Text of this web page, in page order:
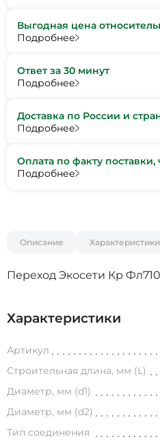
Выгодная цена
Подробнее
Ответ за 30 минут
Подробнее
Доставка по России и
Подробнее
Оплата по факту
Подробнее
Описание Характеристики
Переход Экосети Кр
Характеристики
Артикул
Строительная длина, мм (L)
Диаметр, мм (d1)
Диаметр, мм (d2)
Тип соединения